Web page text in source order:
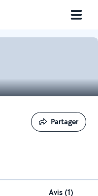
Partager
Partager
Avis (1)